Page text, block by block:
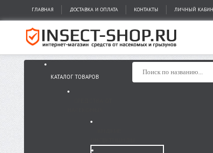
ГЛАВНАЯ ДОСТАВКА И ОПЛАТА КОНТАКТЫ ЛИЧНЫЙ
КАТАЛОГ ТОВАРОВ